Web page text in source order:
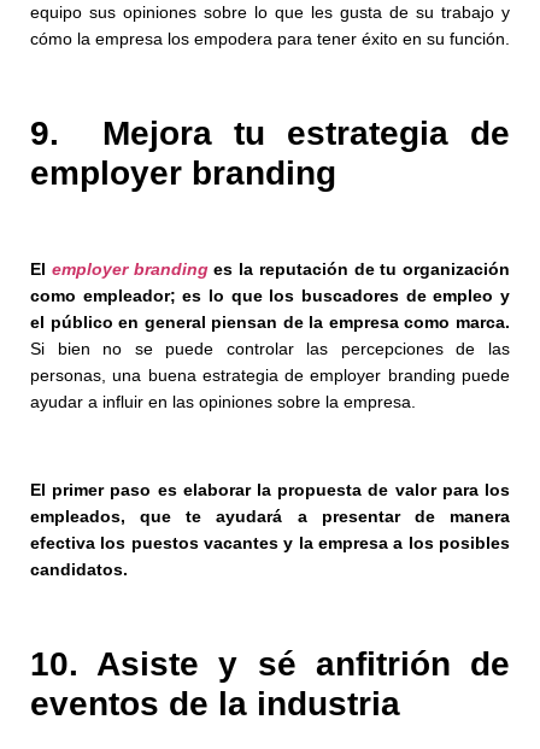
equipo sus opiniones sobre lo que les gusta de su trabajo y
cómo la empresa los empodera para tener éxito en su función.
9. Mejora tu estrategia de
employer branding
El employer branding es la reputación de tu organización
como empleador; es lo que los buscadores de empleo y
el público en general piensan de la empresa como marca.
Si bien no se puede controlar las percepciones de las
personas, una buena estrategia de employer branding puede
ayudar a influir en las opiniones sobre la empresa.
El primer paso es elaborar la propuesta de valor para los
empleados, que te ayudará a presentar de manera
efectiva los puestos vacantes y la empresa a los posibles
candidatos.
10. Asiste y sé anfitrión de
eventos de la industria